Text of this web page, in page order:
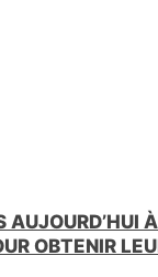
OBTENIR